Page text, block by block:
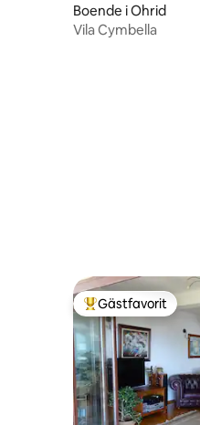
Boende i Ohrid
Vila Cymbella
Populär gästfavorit
Gästfavorit